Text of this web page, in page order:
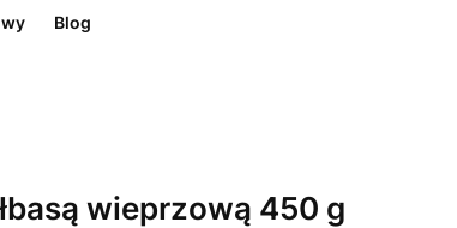
Blog
wieprzową 450 g